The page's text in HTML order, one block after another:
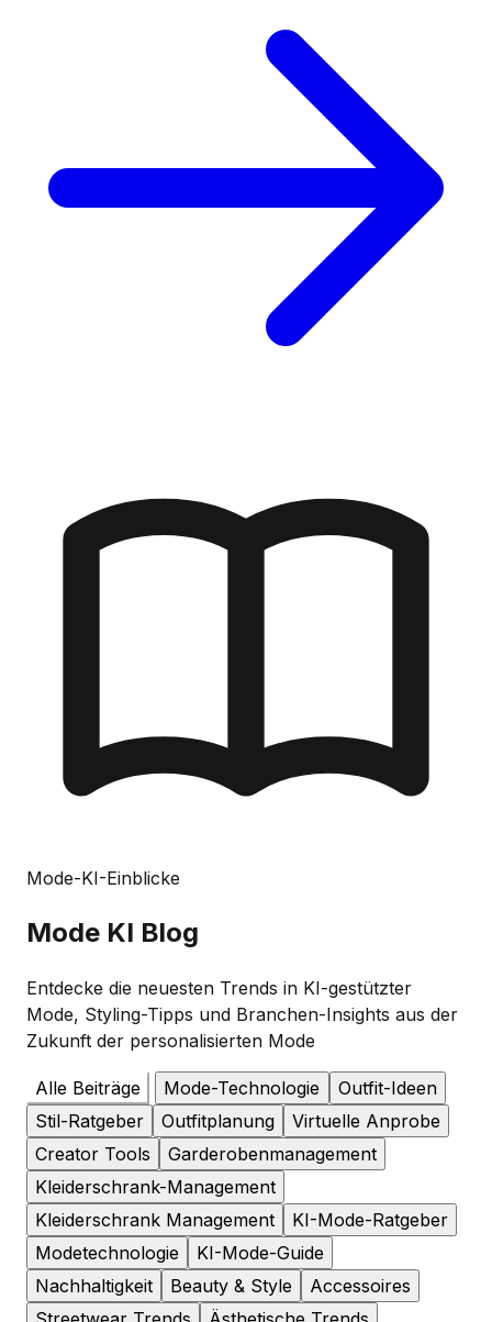
Mode-KI-Einblicke
Mode KI Blog
Entdecke die neuesten Trends in KI-gestützter
Mode, Styling-Tipps und Branchen-Insights aus der
Zukunft der personalisierten Mode
Alle Beiträge Mode-Technologie
Outfit-Ideen
Stil-Ratgeber
Outfitplanung
Virtuelle Anprobe
Creator Tools
Garderobenmanagement
Kleiderschrank-Management
Kleiderschrank Management
KI-Mode-Ratgeber
Modetechnologie
KI-Mode-Guide
Nachhaltigkeit
Beauty & Style
Accessoires